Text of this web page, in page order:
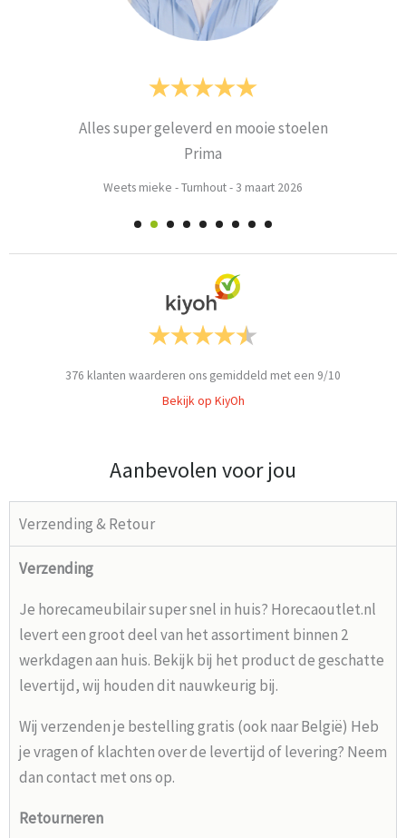
Alles super geleverd en mooie stoelen
Prima
Weets mieke -Turnhout- 3 maart 2026
376 klanten waarderen ons gemiddeld met een 9/10
Bekijk op KiyOh
Aanbevolen voor jou
Verzending & Retour
Verzending
Je horecameubilair super snel in huis? Horecaoutlet.nl
levert een groot deel van het assortiment binnen 2
werkdagen aan huis. Bekijk bij het product de geschatte
levertijd, wij houden dit nauwkeurig bij.
Wij verzenden je bestelling gratis (ook naar België) Heb
je vragen of klachten over de levertijd of levering? Neem
dan contact met ons op.
Retourneren